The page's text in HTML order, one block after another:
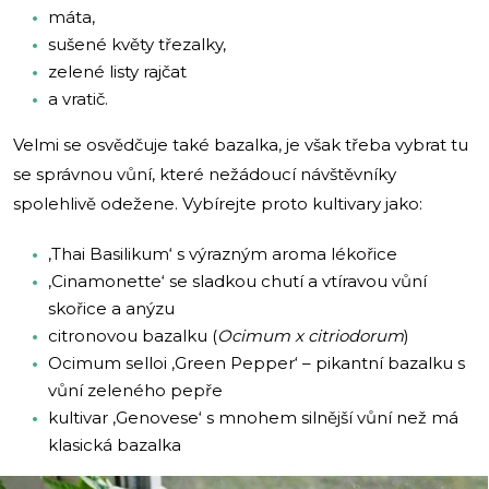
máta,
sušené květy třezalky,
zelené listy rajčat
a vratič.
Velmi se osvědčuje také bazalka, je však třeba vybrat tu
se správnou vůní, které nežádoucí návštěvníky
spolehlivě odežene. Vybírejte proto kultivary jako:
‚Thai Basilikum‘ s výrazným aroma lékořice
‚Cinamonette‘ se sladkou chutí a vtíravou vůní
skořice a anýzu
citronovou bazalku (Ocimum x citriodorum)
Ocimum selloi ‚Green Pepper‘ – pikantní bazalku s
vůní zeleného pepře
kultivar ‚Genovese‘ s mnohem silnější vůní než má
klasická bazalka